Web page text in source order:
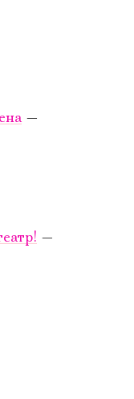
—
—